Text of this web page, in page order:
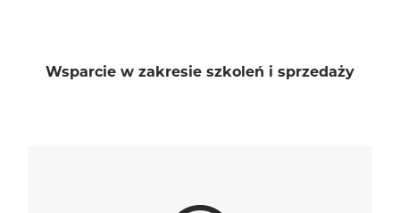
Wsparcie w zakresie szkoleń i sprzedaży